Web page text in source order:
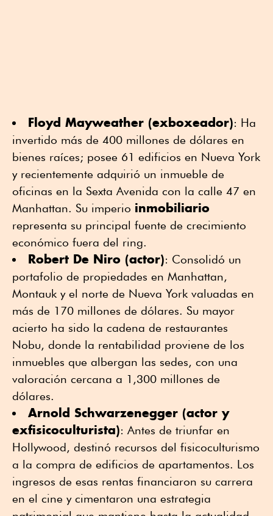
Floyd Mayweather (exboxeador): Ha
invertido más de 400 millones de dólares en
bienes raíces; posee 61 edificios en Nueva York
y recientemente adquirió un inmueble de
oficinas en la Sexta Avenida con la calle 47 en
Manhattan. Su imperio inmobiliario
representa su principal fuente de crecimiento
económico fuera del ring.
Robert De Niro (actor): Consolidó un
portafolio de propiedades en Manhattan,
Montauk y el norte de Nueva York valuadas en
más de 170 millones de dólares. Su mayor
acierto ha sido la cadena de restaurantes
Nobu, donde la rentabilidad proviene de los
inmuebles que albergan las sedes, con una
valoración cercana a 1,300 millones de
dólares.
Arnold Schwarzenegger (actor y
exfisicoculturista): Antes de triunfar en
Hollywood, destinó recursos del fisicoculturismo
a la compra de edificios de apartamentos. Los
ingresos de esas rentas financiaron su carrera
en el cine y cimentaron una estrategia